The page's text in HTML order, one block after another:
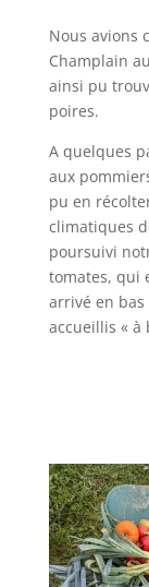
Nous avions
Champlain
ainsi pu
poires.
A quelques
aux
pu en
climatiques
poursuivi
tomates, qui
arrivé en
accueillis « à